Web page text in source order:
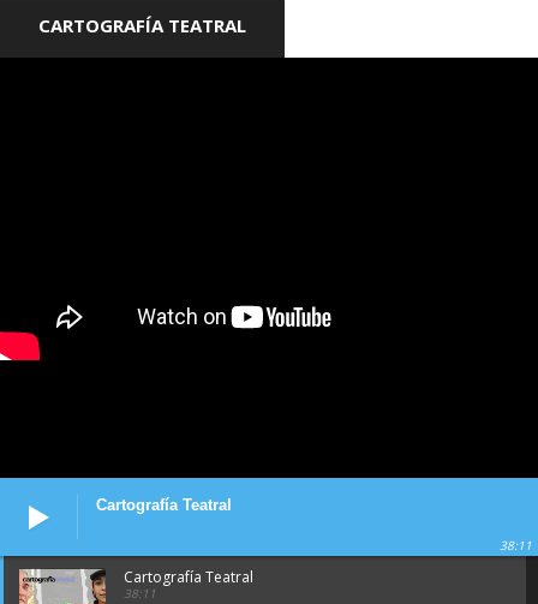
CARTOGRAFÍA TEATRAL
Cartografía Teatral
38:11
Cartografía Teatral
38:11